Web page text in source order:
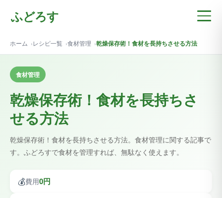
ふどろす
ホーム レシピ一覧 食材管理 乾燥保存術！食材を長持ちさせる方法
食材管理
乾燥保存術！食材を長持ちさ
せる方法
乾燥保存術！食材を長持ちさせる方法。食材管理に関する記事で
す。ふどろすで食材を管理すれば、無駄なく使えます。
💰費用0円